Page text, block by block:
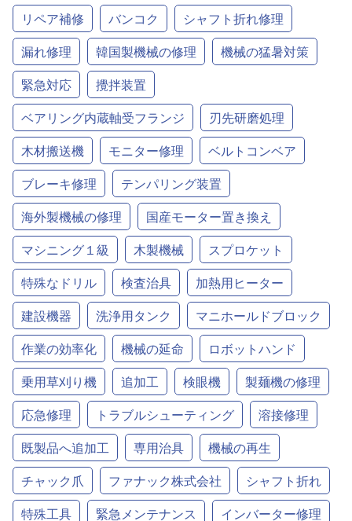
リペア補修
バンコク
シャフト折れ修理
漏れ修理
韓国製機械の修理
機械の猛暑対策
緊急対応
攪拌装置
ベアリング内蔵軸受フランジ
刃先研磨処理
木材搬送機
モニター修理
ベルトコンベア
ブレーキ修理
テンパリング装置
海外製機械の修理
国産モーター置き換え
マシニング１級
木製機械
スプロケット
特殊なドリル
検査治具
加熱用ヒーター
建設機器
洗浄用タンク
マニホールドブロック
作業の効率化
機械の延命
ロボットハンド
乗用草刈り機
追加工 検眼機
製麺機の修理
応急修理
トラブルシューティング
溶接修理
既製品へ追加工
専用治具
機械の再生
チャック爪
ファナック株式会社
シャフト折れ
特殊工具
緊急メンテナンス
インバーター修理